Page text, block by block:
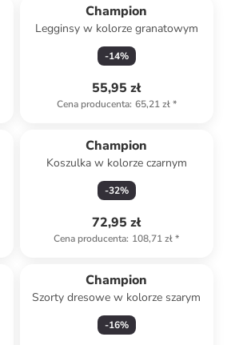
Champion
Legginsy w kolorze granatowym
-14%
55,95 zł
Cena producenta: 65,21 zł*
Champion
Koszulka w kolorze czarnym
-32%
72,95 zł
Cena producenta: 108,71 zł*
Champion
Szorty dresowe w kolorze szarym
-16%